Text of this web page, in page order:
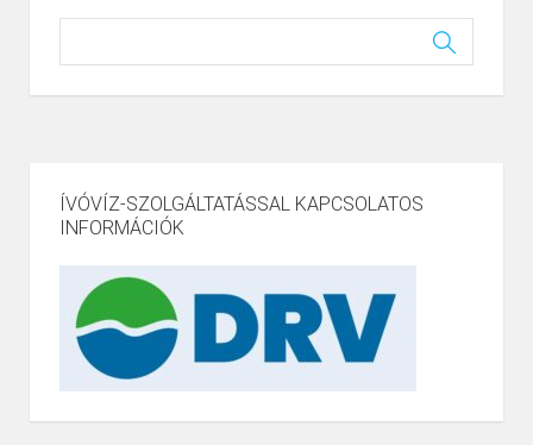
ÍVÓVÍZ-SZOLGÁLTATÁSSAL KAPCSOLATOS
INFORMÁCIÓK